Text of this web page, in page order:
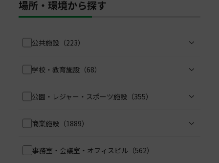
場所・環境から探す
公共施設 （223）
学校・教育施設 （68）
公園・レジャー・スポーツ施設 （355）
商業施設 （1889）
事務室・会議室・オフィスビル （562）